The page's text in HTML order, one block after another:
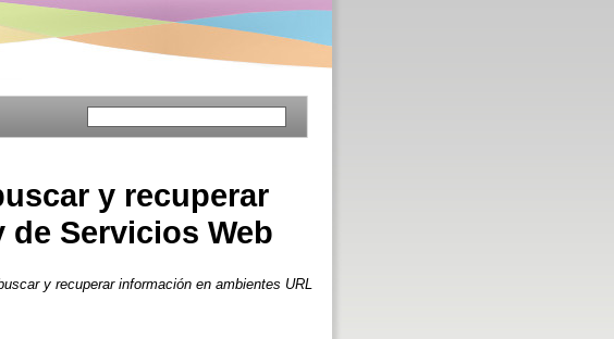
y recuperar
Servicios Web
y recuperar información en ambientes URL